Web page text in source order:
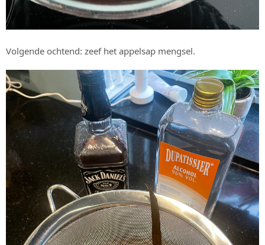
Volgende ochtend: zeef het appelsap mengsel.